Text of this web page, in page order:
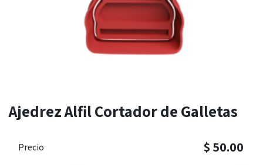
Ajedrez Alfil Cortador de Galletas
Precio $ 50.00